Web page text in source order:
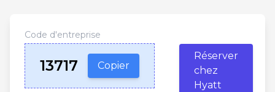
Code d'entreprise
13717 Copier
Réserver
chez
Hyatt